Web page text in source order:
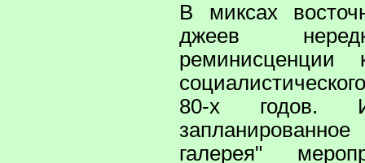
В миксах
джеев
реминисценции
80-х годов.
галерея"